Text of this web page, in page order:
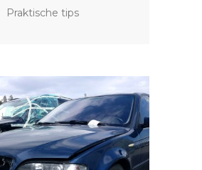
Praktische tips